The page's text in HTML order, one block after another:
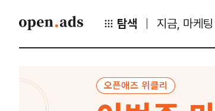
탐색 지금, 마케팅